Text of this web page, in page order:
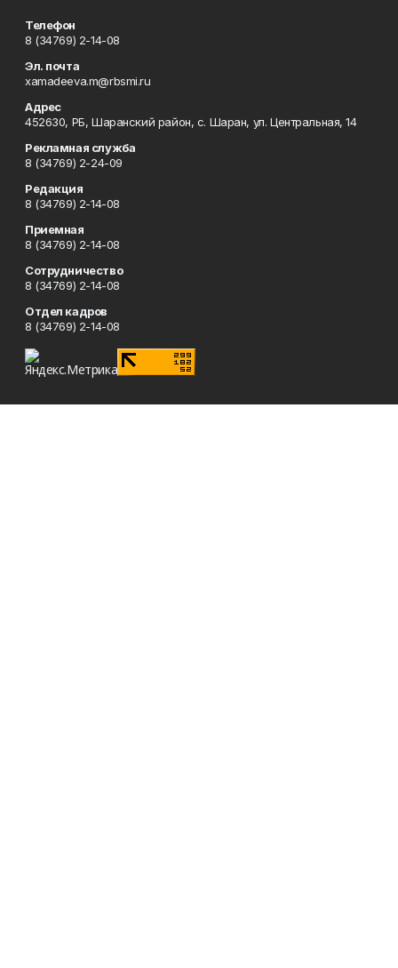
Телефон
8 (34769) 2-14-08
Эл. почта
xamadeeva.m@rbsmi.ru
Адрес
452630, РБ, Шаранский район, с. Шаран, ул. Центральная, 14
Рекламная служба
8 (34769) 2-24-09
Редакция
8 (34769) 2-14-08
Приемная
8 (34769) 2-14-08
Сотрудничество
8 (34769) 2-14-08
Отдел кадров
8 (34769) 2-14-08